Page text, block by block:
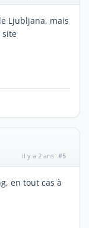
Ljubljana, mais
site
il y a 2 ans #5
en tout cas à